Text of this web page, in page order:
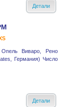
Детали
Виваро, Рено
Германия) Число
Детали